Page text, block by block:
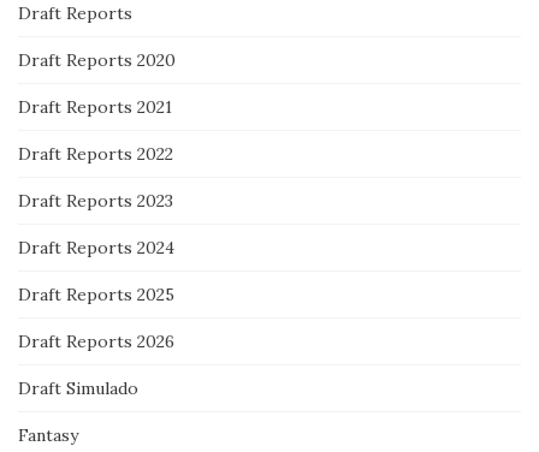
Draft Reports
Draft Reports 2020
Draft Reports 2021
Draft Reports 2022
Draft Reports 2023
Draft Reports 2024
Draft Reports 2025
Draft Reports 2026
Draft Simulado
Fantasy